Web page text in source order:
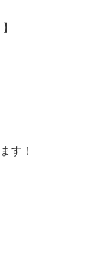
す！